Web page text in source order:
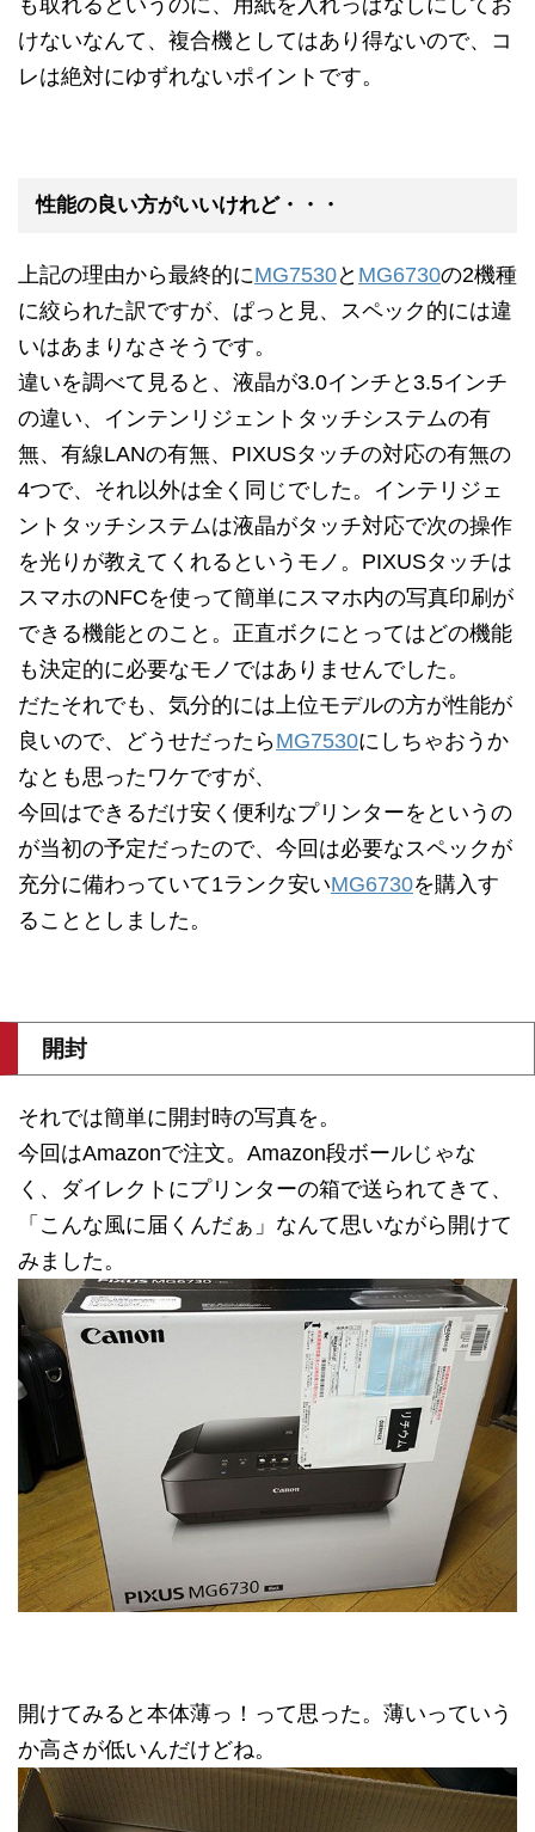
も取れるというのに、用紙を入れっぱなしにしてお
けないなんて、複合機としてはあり得ないので、コ
レは絶対にゆずれないポイントです。
性能の良い方がいいけれど・・・
上記の理由から最終的にMG7530と MG6730の2機種
に絞られた訳ですが、ぱっと見、スペック的には違
いはあまりなさそうです。
違いを調べて見ると、液晶が3.0インチと3.5インチ
の違い、インテンリジェントタッチシステムの有
無、有線LANの有無、PIXUSタッチの対応の有無の
4つで、それ以外は全く同じでした。インテリジェ
ントタッチシステムは液晶がタッチ対応で次の操作
を光りが教えてくれるというモノ。PIXUSタッチは
スマホのNFCを使って簡単にスマホ内の写真印刷が
できる機能とのこと。正直ボクにとってはどの機能
も決定的に必要なモノではありませんでした。
だたそれでも、気分的には上位モデルの方が性能が
良いので、どうせだったらMG7530にしちゃおうか
なとも思ったワケですが、
今回はできるだけ安く便利なプリンターをというの
が当初の予定だったので、今回は必要なスペックが
充分に備わっていて1ランク安いMG6730を購入す
ることとしました。
開封
それでは簡単に開封時の写真を。
今回はAmazonで注文。Amazon段ボールじゃな
く、ダイレクトにプリンターの箱で送られてきて、
「こんな風に届くんだぁ」なんて思いながら開けて
みました。
開けてみると本体薄っ！って思った。薄いっていう
か高さが低いんだけどね。